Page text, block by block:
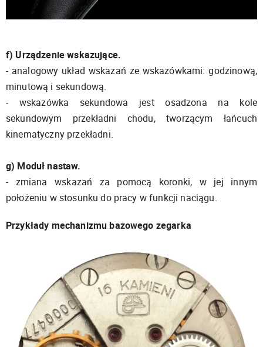
f) Urządzenie wskazujące.
- analogowy układ wskazań ze wskazówkami: godzinową,
minutową i sekundową.
- wskazówka sekundowa jest osadzona na kole
sekundowym przekładni chodu, tworzącym łańcuch
kinematyczny przekładni.
g) Moduł nastaw.
- zmiana wskazań za pomocą koronki, w jej innym
położeniu w stosunku do pracy w funkcji naciągu.
Przykłady mechanizmu bazowego zegarka